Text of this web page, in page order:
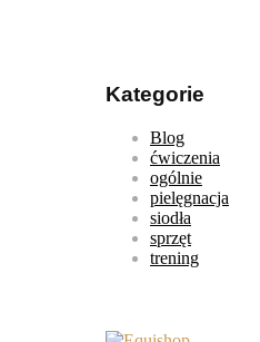
Kategorie
Blog
ćwiczenia
ogólnie
pielęgnacja
siodła
sprzęt
trening